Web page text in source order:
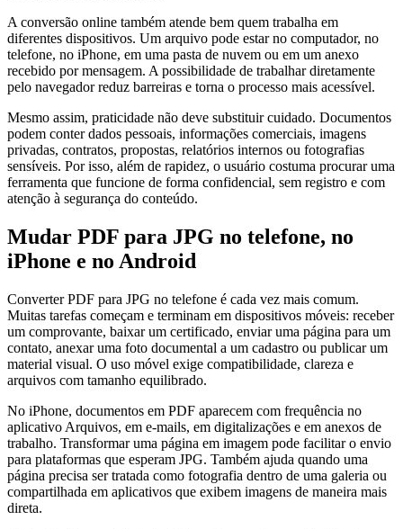
A conversão online também atende bem quem trabalha em
diferentes dispositivos. Um arquivo pode estar no computador, no
telefone, no iPhone, em uma pasta de nuvem ou em um anexo
recebido por mensagem. A possibilidade de trabalhar diretamente
pelo navegador reduz barreiras e torna o processo mais acessível.
Mesmo assim, praticidade não deve substituir cuidado. Documentos
podem conter dados pessoais, informações comerciais, imagens
privadas, contratos, propostas, relatórios internos ou fotografias
sensíveis. Por isso, além de rapidez, o usuário costuma procurar uma
ferramenta que funcione de forma confidencial, sem registro e com
atenção à segurança do conteúdo.
Mudar PDF para JPG no telefone, no
iPhone e no Android
Converter PDF para JPG no telefone é cada vez mais comum.
Muitas tarefas começam e terminam em dispositivos móveis: receber
um comprovante, baixar um certificado, enviar uma página para um
contato, anexar uma foto documental a um cadastro ou publicar um
material visual. O uso móvel exige compatibilidade, clareza e
arquivos com tamanho equilibrado.
No iPhone, documentos em PDF aparecem com frequência no
aplicativo Arquivos, em e-mails, em digitalizações e em anexos de
trabalho. Transformar uma página em imagem pode facilitar o envio
para plataformas que esperam JPG. Também ajuda quando uma
página precisa ser tratada como fotografia dentro de uma galeria ou
compartilhada em aplicativos que exibem imagens de maneira mais
direta.